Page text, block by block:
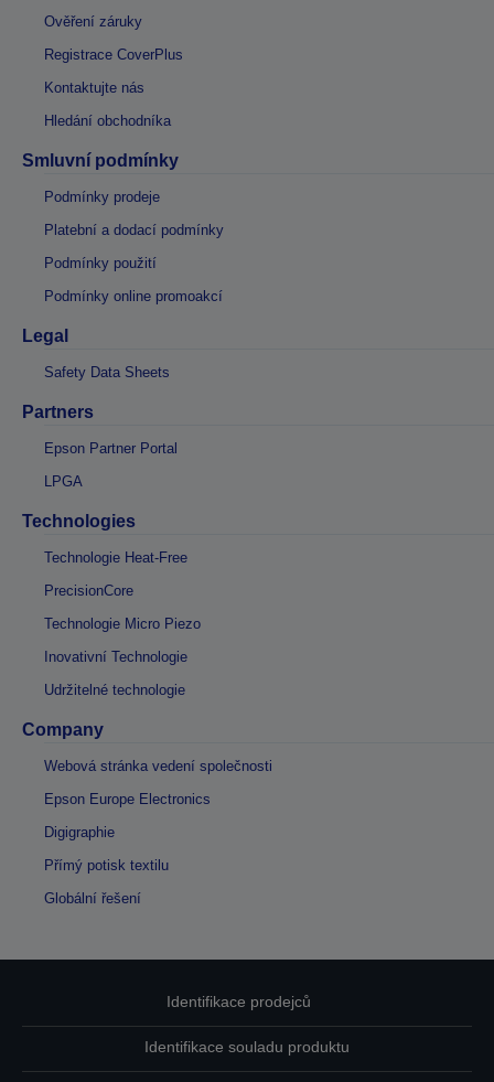
Ověření záruky
Registrace CoverPlus
Kontaktujte nás
Hledání obchodníka
Smluvní podmínky
Podmínky prodeje
Platební a dodací podmínky
Podmínky použití
Podmínky online promoakcí
Legal
Safety Data Sheets
Partners
Epson Partner Portal
LPGA
Technologies
Technologie Heat-Free
PrecisionCore
Technologie Micro Piezo
Inovativní Technologie
Udržitelné technologie
Company
Webová stránka vedení společnosti
Epson Europe Electronics
Digigraphie
Přímý potisk textilu
Globální řešení
Identifikace prodejců
Identifikace souladu produktu